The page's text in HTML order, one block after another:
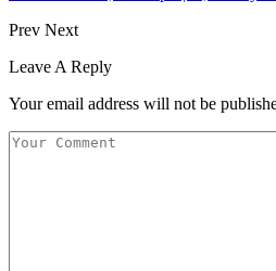
Prev Next
Leave A Reply
Your email address will not be